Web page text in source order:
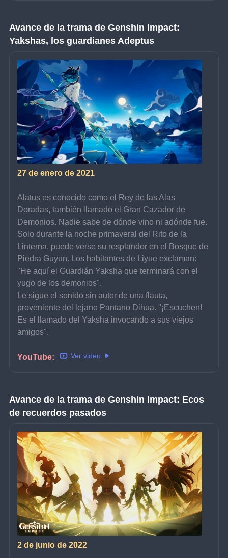
Avance de la trama de Genshin Impact:
Yakshas, los guardianes Adeptus
27 de enero de 2021
Alatus es conocido como el Rey de las Alas
Doradas, también llamado el Gran Cazador de
Demonios. Nadie sabe de dónde vino ni adónde fue.
Solo durante la noche primaveral del Rito de la
Linterna, puede verse su resplandor en el Bosque de
Piedra Guyun. Los habitantes de Liyue exclaman:
"He aquí el Guardián Yaksha que terminará con el
yugo de los demonios".
Le sigue el sonido sin autor de una flauta,
proveniente del lejano Pantano Dihua. "¡Escuchen!
Es el llamado del Yaksha invocando a sus viejos
amigos".
YouTube: Ver video
Avance de la trama de Genshin Impact: Ecos
de recuerdos pasados
2 de junio de 2022